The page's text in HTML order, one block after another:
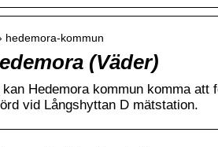
hedemora-kommun
(Väder)
Hedemora kommun komma
vid Långshyttan D mätstation.